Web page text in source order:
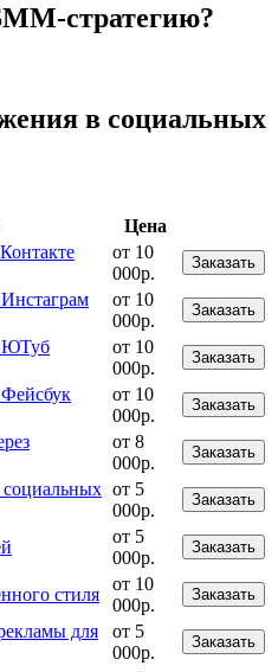
стратегию?
в социальных
Цена
от 10
000р.
Заказать
от 10
000р.
Заказать
ЮТуб
от 10
000р.
Заказать
от 10
000р.
Заказать
от 8
000р.
Заказать
социальных от 5
000р.
Заказать
от 5
000р.
Заказать
стиля
от 10
000р.
Заказать
для
от 5
000р.
Заказать